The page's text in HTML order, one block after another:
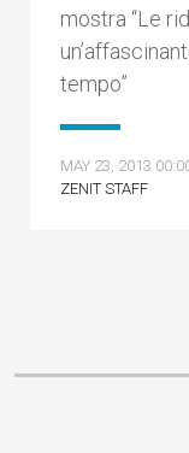
mostra “Le
tempo”
MAY 23, 2013
ZENIT STAFF